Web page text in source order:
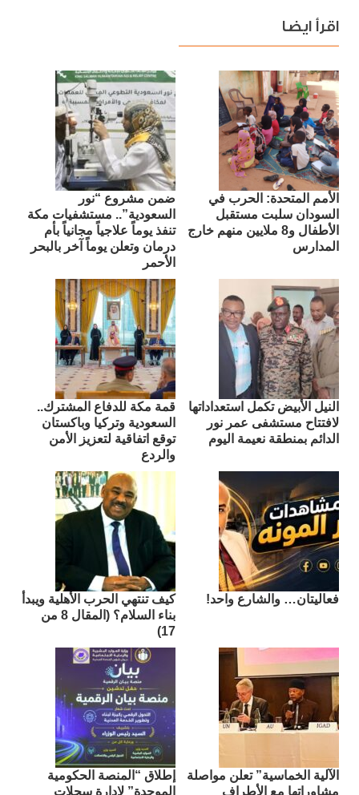
اقرأ ايضا
الأمم المتحدة: الحرب في
السودان سلبت مستقبل
الأطفال و8 ملايين منهم خارج
المدارس
ضمن مشروع “نور
السعودية”.. مستشفيات مكة
تنفذ يوماً علاجياً مجانياً بأم
درمان وتعلن يوماً آخر بالبحر
الأحمر
النيل الأبيض تكمل استعداداتها
لافتتاح مستشفى عمر نور
الدائم بمنطقة نعيمة اليوم
قمة مكة للدفاع المشترك..
السعودية وتركيا وباكستان
توقع اتفاقية لتعزيز الأمن
والردع
فعاليتان… والشارع واحد!
كيف تنتهي الحرب الأهلية ويبدأ
بناء السلام؟ (المقال 8 من
17)
الآلية الخماسية” تعلن مواصلة
مشاوراتها مع الأطراف
إطلاق “المنصة الحكومية
الموحدة” لإدارة سجلات